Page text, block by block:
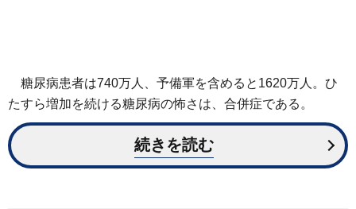
糖尿病患者は740万人、予備軍を含めると1620万人。ひ
たすら増加を続ける糖尿病の怖さは、合併症である。
続きを読む